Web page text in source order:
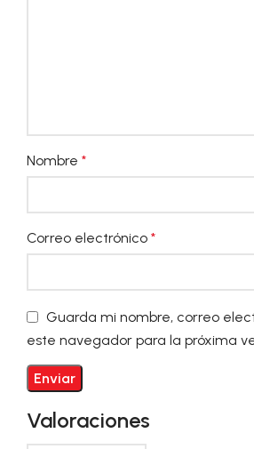
Valoraciones
Nombre *
Correo electrónico *
Guarda mi nombre, correo
este navegador para la próxima